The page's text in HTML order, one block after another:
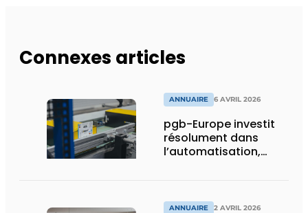
Connexes articles
ANNUAIRE 6 AVRIL 2026
pgb-Europe investit
résolument dans
l’automatisation,
ANNUAIRE 2 AVRIL 2026